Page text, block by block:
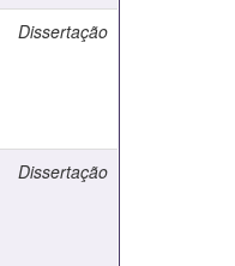
Dissertação
Dissertação